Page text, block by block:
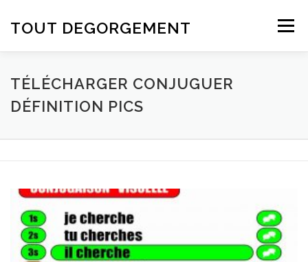
TOUT DEGORGEMENT Menu
TÉLÉCHARGER CONJUGUER
DÉFINITION PICS